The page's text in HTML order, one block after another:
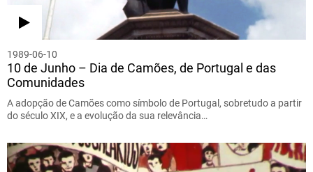
1989-06-10
10 de Junho – Dia de Camões, de Portugal e das
Comunidades
A adopção de Camões como símbolo de Portugal, sobretudo a partir
do século XIX, e a evolução da sua relevância…